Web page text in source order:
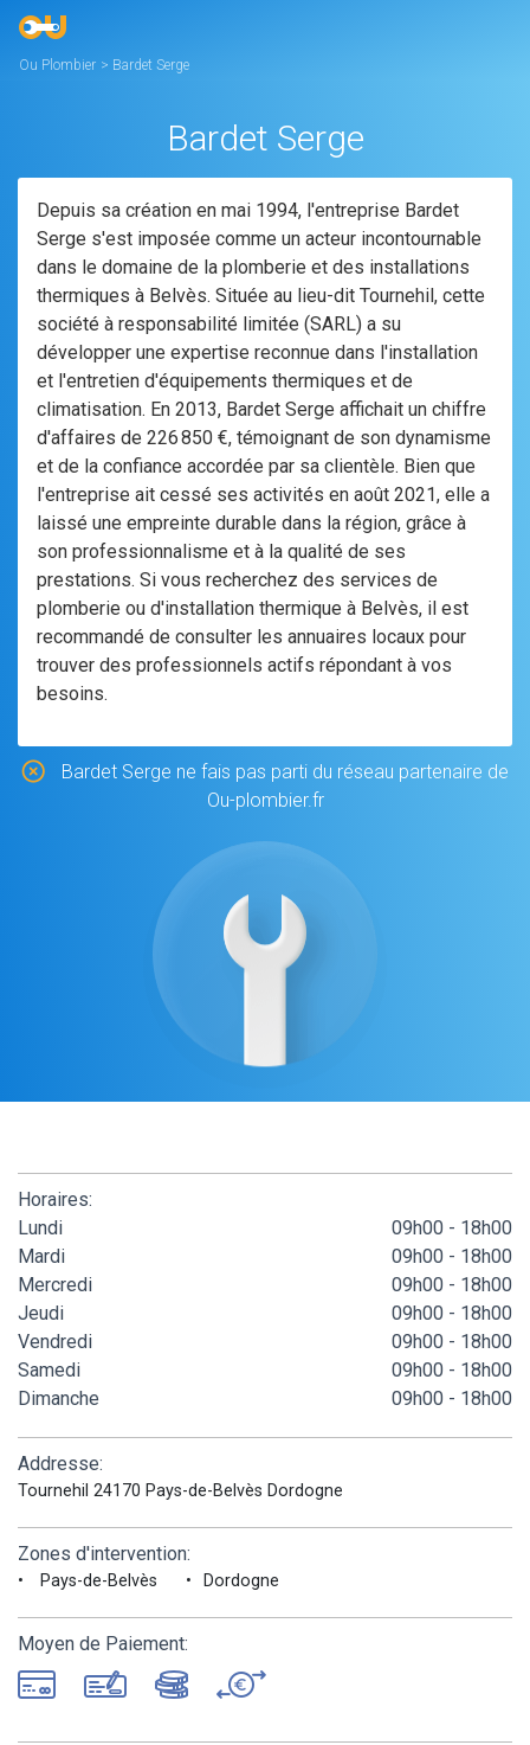
Ou Plombier > Bardet Serge
Bardet Serge
Depuis sa création en mai 1994, l'entreprise Bardet
Serge s'est imposée comme un acteur incontournable
dans le domaine de la plomberie et des installations
thermiques à Belvès. Située au lieu-dit Tournehil, cette
société à responsabilité limitée (SARL) a su
développer une expertise reconnue dans l'installation
et l'entretien d'équipements thermiques et de
climatisation. En 2013, Bardet Serge affichait un chiffre
d'affaires de 226 850 €, témoignant de son dynamisme
et de la confiance accordée par sa clientèle. Bien que
l'entreprise ait cessé ses activités en août 2021, elle a
laissé une empreinte durable dans la région, grâce à
son professionnalisme et à la qualité de ses
prestations. Si vous recherchez des services de
plomberie ou d'installation thermique à Belvès, il est
recommandé de consulter les annuaires locaux pour
trouver des professionnels actifs répondant à vos
besoins.
Bardet Serge ne fais pas parti du réseau partenaire de
Ou-plombier.fr
Horaires:
Lundi
09h00 - 18h00
Mardi
09h00 - 18h00
Mercredi
09h00 - 18h00
Jeudi
09h00 - 18h00
Vendredi
09h00 - 18h00
Samedi
09h00 - 18h00
Dimanche
09h00 - 18h00
Addresse:
Tournehil 24170 Pays-de-Belvès Dordogne
Zones d'intervention:
Pays-de-Belvès Dordogne
Moyen de Paiement: